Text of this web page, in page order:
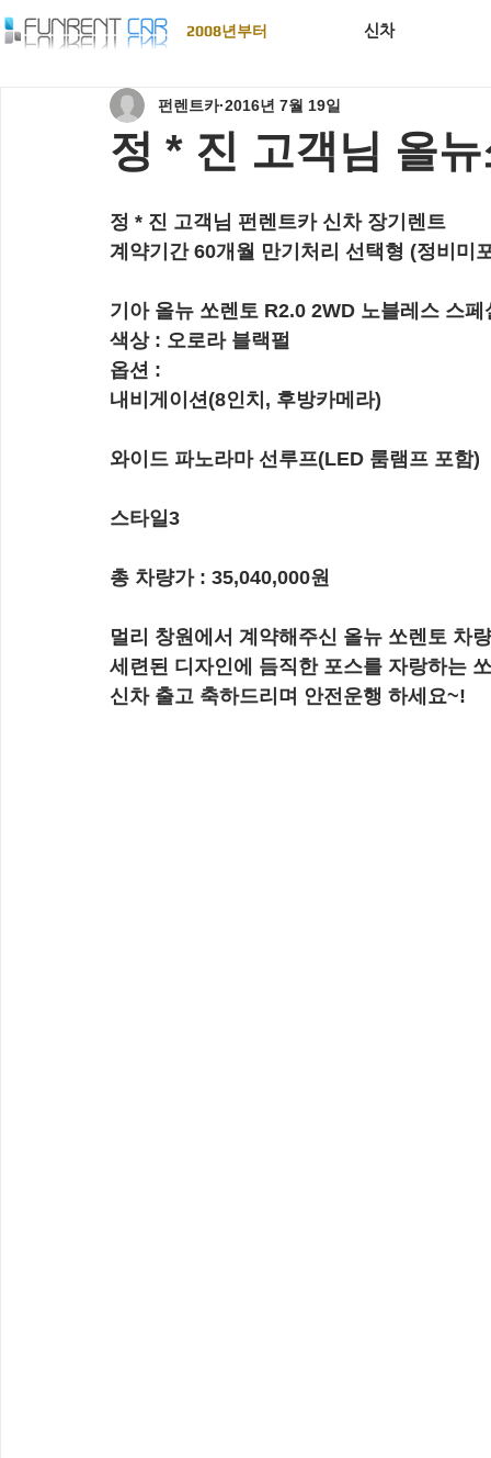
2008년부터 신차
정 * 진 고객님 올
펀렌트카 2016년 7월 19일
정 * 진 고객님 펀렌트카 신차 장기렌트
계약기간 60개월 만기처리 선택형 (정비미
기아 올뉴 쏘렌토 R2.0 2WD 노블레스 스페
색상 : 오로라 블랙펄
옵션 :
내비게이션(8인치, 후방카메라)
와이드 파노라마 선루프(LED 룸램프 포함)
스타일3
총 차량가 : 35,040,000원
멀리 창원에서 계약해주신 올뉴 쏘렌토 차
세련된 디자인에 듬직한 포스를 자랑하는
신차 출고 축하드리며 안전운행 하세요~!